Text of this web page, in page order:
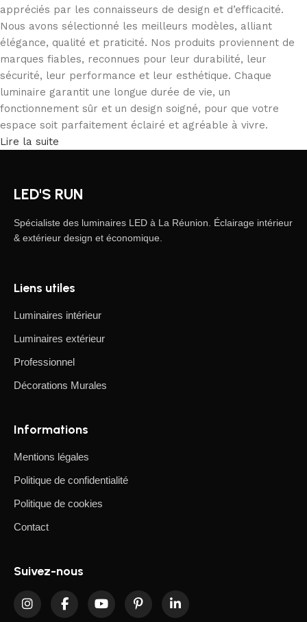
appréciés par les connaisseurs de design et d’efficacité.
Nous avons sélectionné les meilleurs modèles, alliant
élégance, qualité et praticité. Nos produits proviennent de
marques fiables, reconnues pour leur durabilité, leur
sécurité, leur performance et leur esthétique. Chaque
luminaire garantit une longue durée de vie, un
fonctionnement sûr et un design soigné, pour que votre
espace soit parfaitement éclairé et agréable à vivre.
Lire la suite
LED'S RUN
Spécialiste des luminaires LED à La Réunion. Éclairage intérieur
& extérieur design et économique.
Liens utiles
Luminaires intérieur
Luminaires extérieur
Professionnel
Décorations Murales
Informations
Mentions légales
Politique de confidentialité
Politique de cookies
Contact
Suivez-nous